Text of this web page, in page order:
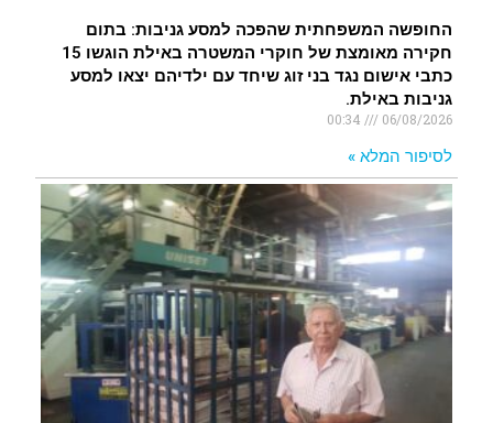
החופשה המשפחתית שהפכה למסע גניבות: בתום
חקירה מאומצת של חוקרי המשטרה באילת הוגשו 15
כתבי אישום נגד בני זוג שיחד עם ילדיהם יצאו למסע
גניבות באילת.
06/08/2026
לסיפור המלא »